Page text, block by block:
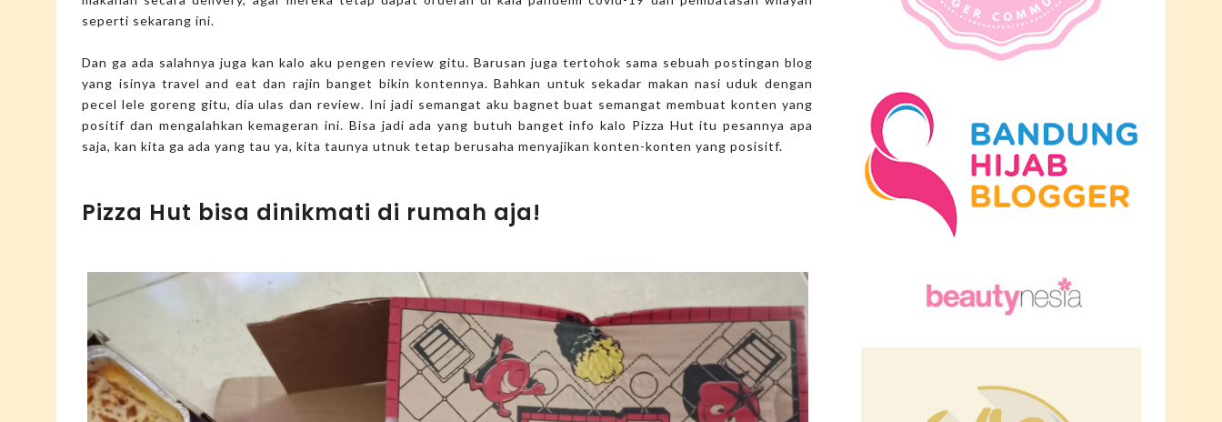
seperti sekarang ini.
Dan ga ada salahnya juga kan kalo aku pengen review gitu. Barusan juga tertohok sama sebuah postingan blog
yang isinya travel and eat dan rajin banget bikin kontennya. Bahkan untuk sekadar makan nasi uduk dengan
pecel lele goreng gitu, dia ulas dan review. Ini jadi semangat aku bagnet buat semangat membuat konten yang
positif dan mengalahkan kemageran ini. Bisa jadi ada yang butuh banget info kalo Pizza Hut itu pesannya apa
saja, kan kita ga ada yang tau ya, kita taunya utnuk tetap berusaha menyajikan konten-konten yang posisitf.
Pizza Hut bisa dinikmati di rumah aja!